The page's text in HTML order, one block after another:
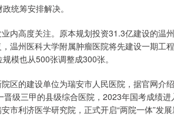
统筹安排解决。
内高度关注。原本规划投资31.3亿建设的温
温州医科大学附属肿瘤医院将先建设一期工
模也从500张调整成300张。
区的建设单位为瑞安市人民医院，据官网介
级三甲的县级综合医院，2023年国考成绩
市利济医学研究院，正式开启“两院一体”发